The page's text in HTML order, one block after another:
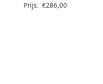
Prijs: €286,00